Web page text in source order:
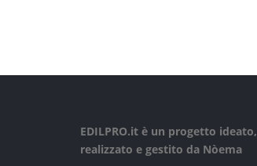
EDILPRO.it è un progetto ideato,
realizzato e gestito da Nòema